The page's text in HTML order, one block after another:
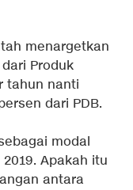
menargetkan
Produk
tahun nanti
dari PDB.
modal
Apakah itu
antara